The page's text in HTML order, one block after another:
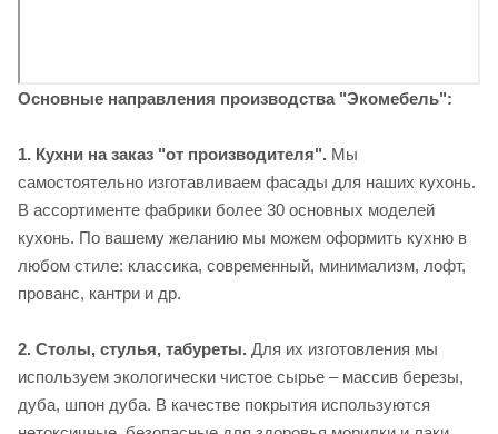
Основные направления производства "Экомебель":
1. Кухни на заказ "от производителя". Мы
самостоятельно изготавливаем фасады для наших кухонь.
В ассортименте фабрики более 30 основных моделей
кухонь. По вашему желанию мы можем оформить кухню в
любом стиле: классика, современный, минимализм, лофт,
прованс, кантри и др.
2. Столы, стулья, табуреты. Для их изготовления мы
используем экологически чистое сырье – массив березы,
дуба, шпон дуба. В качестве покрытия используются